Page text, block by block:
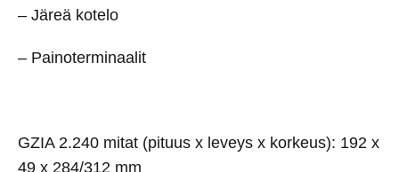
– Järeä kotelo
– Painoterminaalit
GZIA 2.240 mitat (pituus x leveys x korkeus): 192 x
49 x 284/312 mm